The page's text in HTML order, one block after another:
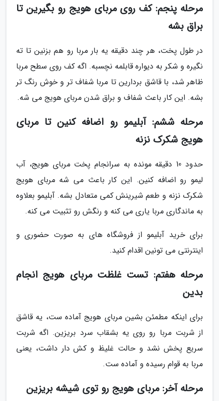
مرحله پنجم: کف روی مربای هویج رو بگیرین تا
براق بشه
در طول پخت، هر چند دقیقه یه بار مربا رو هم بزنین تا ته
نگیره و شکر به دیواره قابلمه نچسبه. اگه کف روی سطح مربا
ظاهر شد، با قاشق بردارین تا مربا شفاف تر و خوش رنگ تر
بشه. این کار باعث شفاف و براق شدن مربای هویج می شه.
مرحله ششم: آبلیمو رو اضافه کنین تا مربای
هویج شکرک نزنه
حدود 10 دقیقه مونده به سرانجام پخت مربای هویج، آب
لیمو رو اضافه کنین. این کار باعث می شه مربای هویج
شکرک نزنه و طعم شیرینش کمی متعادل بشه. آبلیمو بعلاوه
به ماندگاری مربا یاری می کنه و رنگش رو تثبیت می کنه.
برای خرید آبلیمو از فروشگاه های به صورت حضوری و
اینترنتی می تونین اقدام کنید.
مرحله هفتم: تست غلظت مربای هویج انجام
بدین
برای اینکه مطمئن بشین مربای هویج آماده ست، یه قاشق
از شربت مربا رو روی یه بشقاب سرد بریزین. اگه شربت
سریع پخش نشد و حالت غلیظ و کش دار داشت، یعنی
مربا به قوام رسیده و آماده ست.
مرحله آخر: مربای هویج رو توی شیشه بریزین